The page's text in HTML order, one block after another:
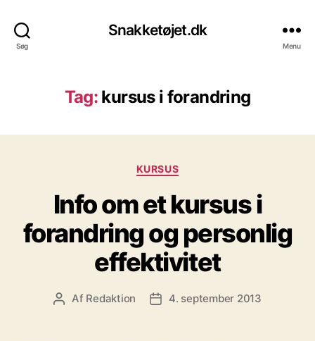
Søg
Snakketøjet.dk
Menu
Tag: kursus i forandring
Kategorier
KURSUS
Info om et kursus i
forandring og personlig
effektivitet
Indlægsforfatter
Af Redaktion Indlægsdato
4. september 2013